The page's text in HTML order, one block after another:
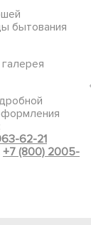
бытования
62-21
+7 (800) 2005-